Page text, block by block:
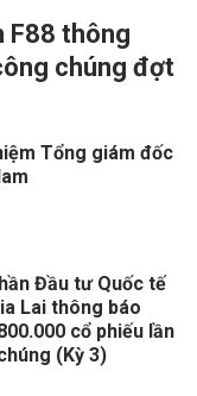
F88 thông
chúng đợt
Tổng giám đốc
Đầu tư Quốc tế
Lai thông báo
cổ phiếu lần
(Kỳ 3)